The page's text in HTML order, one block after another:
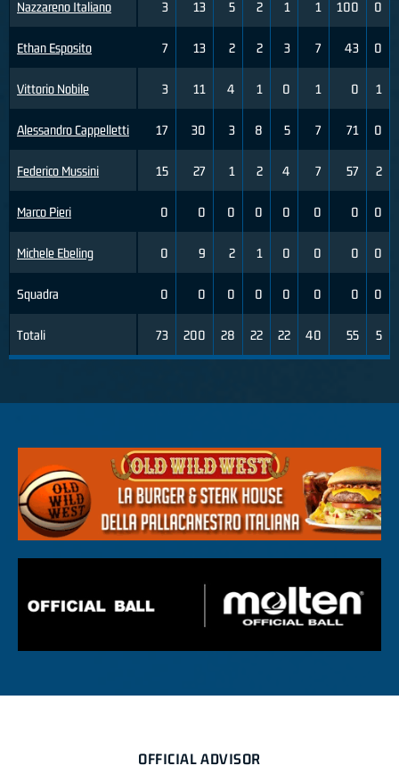
Nazzareno Italiano
Ethan Esposito
Vittorio Nobile
Alessandro Cappelletti
Federico Mussini
Marco Pieri
Michele Ebeling
Squadra
Totali
3 13 5 2 1 1 100 0
7 13 2 2 3 7 43 0
3 11 4 1 0 1 0 1
17 30 3 8 5 7 71 0
15 27 1 2 4 7 57 2
0 0 0 0 0 0 0 0
0 9 2 1 0 0 0 0
0 0 0 0 0 0 0 0
73 200 28 22 22 40 55 5
OFFICIAL ADVISOR